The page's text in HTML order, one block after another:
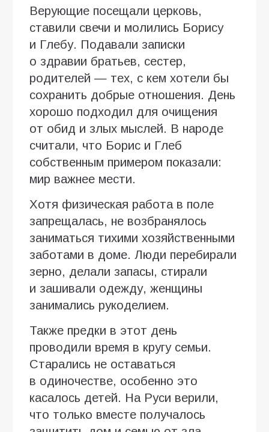
Верующие посещали церковь,
ставили свечи и молились Борису
и Глебу. Подавали записки
о здравии братьев, сестер,
родителей — тех, с кем хотели бы
сохранить добрые отношения. День
хорошо подходил для очищения
от обид и злых мыслей. В народе
считали, что Борис и Глеб
собственным примером показали:
мир важнее мести.
Хотя физическая работа в поле
запрещалась, не возбранялось
заниматься тихими хозяйственными
заботами в доме. Люди перебирали
зерно, делали запасы, стирали
и зашивали одежду, женщины
занимались рукоделием.
Также предки в этот день
проводили время в кругу семьи.
Старались не оставаться
в одиночестве, особенно это
касалось детей. На Руси верили,
что только вместе получалось